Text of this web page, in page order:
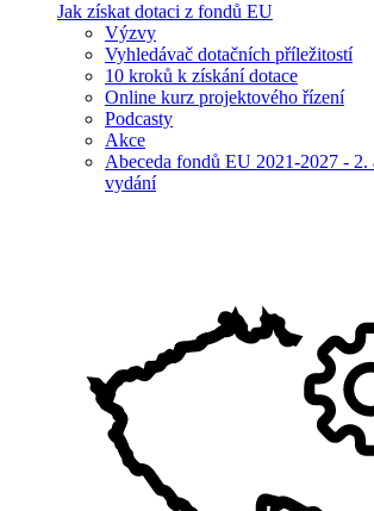
Jak získat dotaci z fondů EU
Výzvy
Vyhledávač dotačních příležitostí
10 kroků k získání dotace
Online kurz projektového řízení
Podcasty
Akce
Abeceda fondů EU 2021-2027 - 2.
vydání